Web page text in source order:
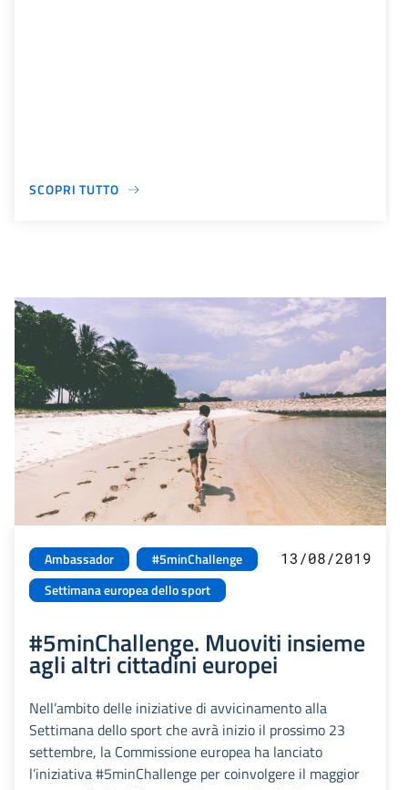
SCOPRI TUTTO
Ambassador
#5minChallenge
Settimana europea dello sport
13/08/2019
#5minChallenge. Muoviti insieme
agli altri cittadini europei
Nell’ambito delle iniziative di avvicinamento alla
Settimana dello sport che avrà inizio il prossimo 23
settembre, la Commissione europea ha lanciato
l’iniziativa #5minChallenge per coinvolgere il maggior